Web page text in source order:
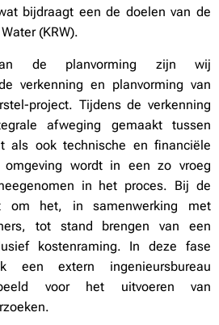
bijdraagt een de doelen van de
(KRW).
de planvorming zijn wij
verkenning en planvorming van
project. Tijdens de verkenning
afweging gemaakt tussen
als ook technische en financiële
omgeving wordt in een zo vroeg
in het proces. Bij de
om het, in samenwerking met
tot stand brengen van een
kostenraming. In deze fase
extern ingenieursbureau
voor het uitvoeren van